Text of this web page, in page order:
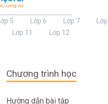
Lớp 5 Lớp 6 Lớp 7
Lớp
Lớp 11 Lớp 12
Chương trình học
Hướng dẫn bài tập